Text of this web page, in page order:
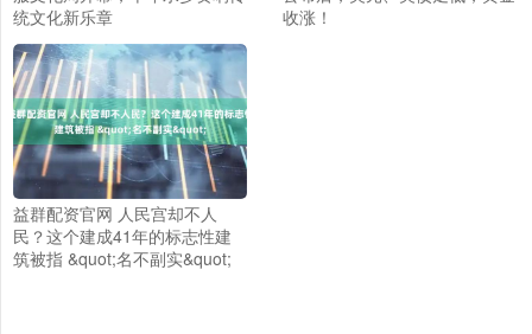
统文化新乐章
收涨！
益群配资官网 人民宫却不人
民？这个建成41年的标志性建
筑被指 &quot;名不副实&quot;